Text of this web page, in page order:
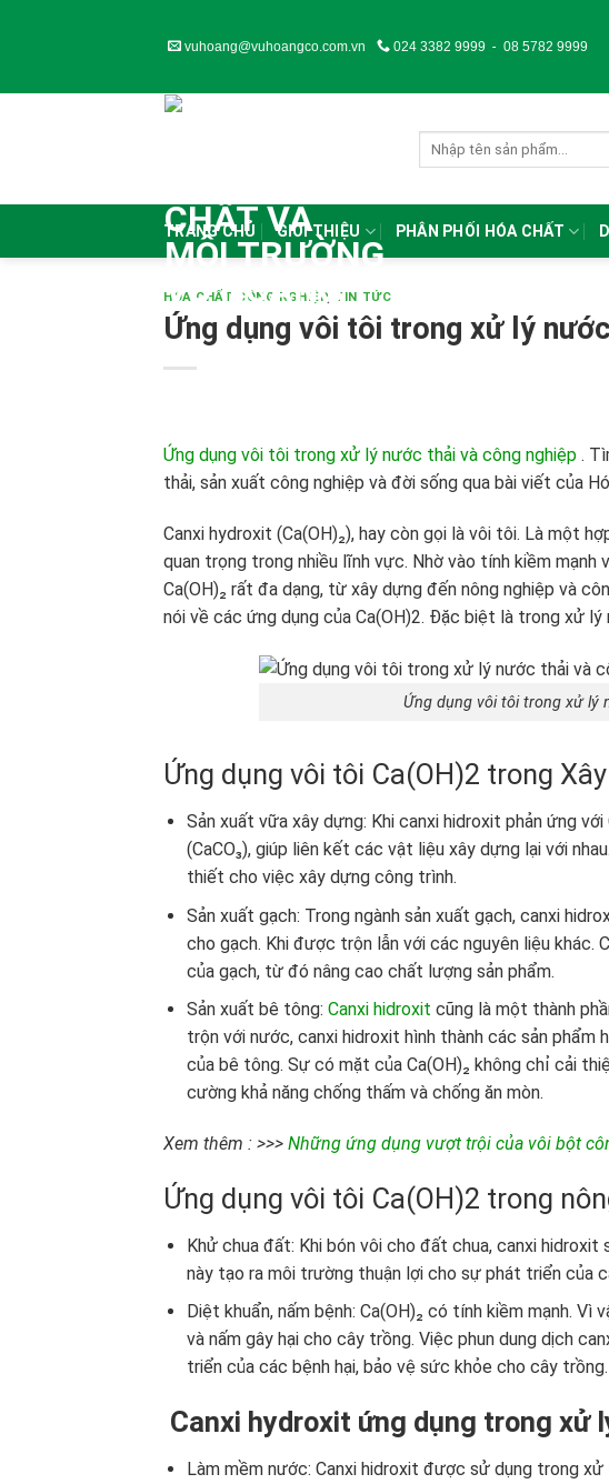
vuhoang@vuhoangco.com.vn 024 3382 9999 - 08 5782 9999
TRANG CHỦ GIỚI THIỆU PHÂN PHỐI HÓA CHẤT
HÓA CHẤT CÔNG NGHIỆP, TIN TỨC
Ứng dụng vôi tôi trong xử lý
Ứng dụng vôi tôi trong xử lý nước thải và công nghiệp .
thải, sản xuất công nghiệp và đời sống qua bài viết của
Canxi hydroxit (Ca(OH)₂), hay còn gọi là vôi tôi. Là một
quan trọng trong nhiều lĩnh vực. Nhờ vào tính kiềm mạnh
Ca(OH)₂ rất đa dạng, từ xây dựng đến nông nghiệp và
nói về các ứng dụng của Ca(OH)2. Đặc biệt là trong xử
Ứng dụng vôi tôi trong xử lý
Ứng dụng vôi tôi Ca(OH)2 trong
Sản xuất vữa xây dựng: Khi canxi hidroxit phản ứng
(CaCO₃), giúp liên kết các vật liệu xây dựng lại với
thiết cho việc xây dựng công trình.
Sản xuất gạch: Trong ngành sản xuất gạch, canxi
cho gạch. Khi được trộn lẫn với các nguyên liệu khác.
của gạch, từ đó nâng cao chất lượng sản phẩm.
Sản xuất bê tông: Canxi hidroxit cũng là một thành
trộn với nước, canxi hidroxit hình thành các sản phẩm
của bê tông. Sự có mặt của Ca(OH)₂ không chỉ cải
cường khả năng chống thấm và chống ăn mòn.
Xem thêm : >>> Những ứng dụng vượt trội của vôi bột
Ứng dụng vôi tôi Ca(OH)2 trong
Khử chua đất: Khi bón vôi cho đất chua, canxi
này tạo ra môi trường thuận lợi cho sự phát triển của
Diệt khuẩn, nấm bệnh: Ca(OH)₂ có tính kiềm mạnh.
và nấm gây hại cho cây trồng. Việc phun dung dịch
triển của các bệnh hại, bảo vệ sức khỏe cho cây trồng.
Canxi hydroxit ứng dụng trong xử
Làm mềm nước: Canxi hidroxit được sử dụng trong